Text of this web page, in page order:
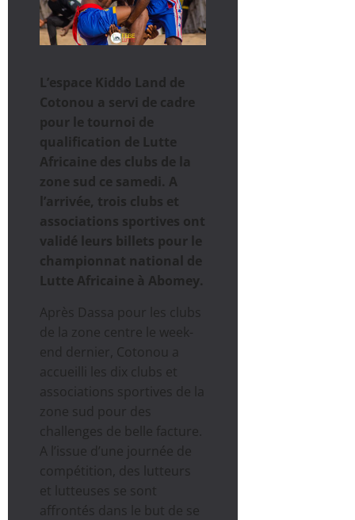
L’espace Kiddo Land de
Cotonou a servi de cadre
pour le tournoi de
qualification de Lutte
Africaine des clubs de la
zone sud ce samedi. A
l’arrivée, trois clubs et
associations sportives ont
validé leurs billets pour le
championnat national de
Lutte Africaine à Abomey.
Après Dassa pour les clubs
de la zone centre le week-
end dernier, Cotonou a
accueilli les dix clubs et
associations sportives de la
zone sud pour des
challenges de belle facture.
A l’issue d’une journée de
compétition, des lutteurs
et lutteuses se sont
affrontés dans le but de se